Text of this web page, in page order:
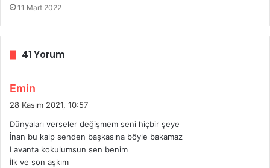
11 Mart 2022
41 Yorum
Emin
i
k
i
28 Kasım 2021, 10:57
Dünyaları verseler değişmem seni hiçbir şeye
İnan bu kalp senden başkasına böyle bakamaz
Lavanta kokulumsun sen benim
İlk ve son aşkım